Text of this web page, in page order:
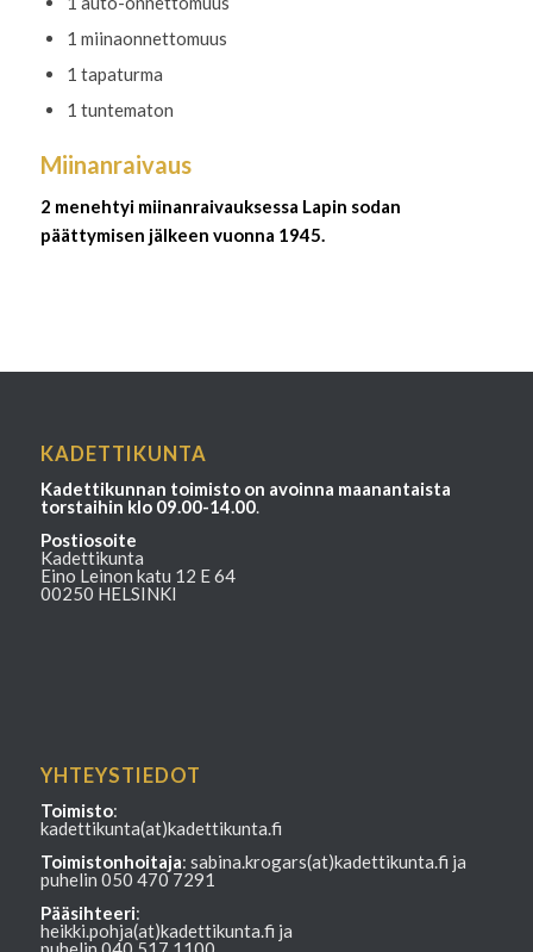
1 miinaonnettomuus
1 tapaturma
1 tuntematon
Miinanraivaus
2 menehtyi miinanraivauksessa Lapin sodan
päättymisen jälkeen vuonna 1945.
KADETTIKUNTA
Kadettikunnan toimisto on avoinna maanantaista
torstaihin klo 09.00-14.00.
Postiosoite
Kadettikunta
Eino Leinon katu 12 E 64
00250 HELSINKI
YHTEYSTIEDOT
Toimisto:
kadettikunta(at)kadettikunta.fi
Toimistonhoitaja: sabina.krogars(at)kadettikunta.fi ja
puhelin 050 470 7291
Pääsihteeri:
heikki.pohja(at)kadettikunta.fi ja